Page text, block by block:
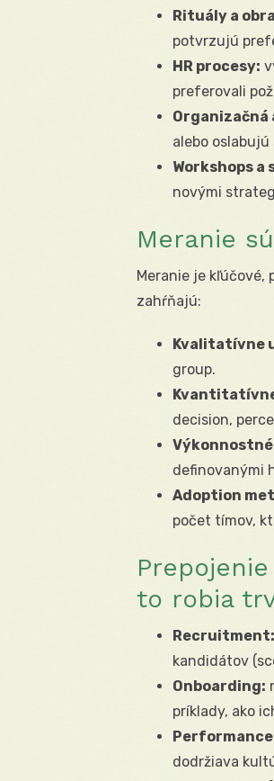
Rituály a
potvrzujú
HR procesy:
preferovali
alebo
Workshops a
novými
Meranie
Meranie je kľúčové,
zahŕňajú:
Kvalitatívne
group.
decision,
definovanými
Adoption
počet tímov,
to robia
Recruitment:
kandidátov
Onboarding:
príklady, ako
dodržiava